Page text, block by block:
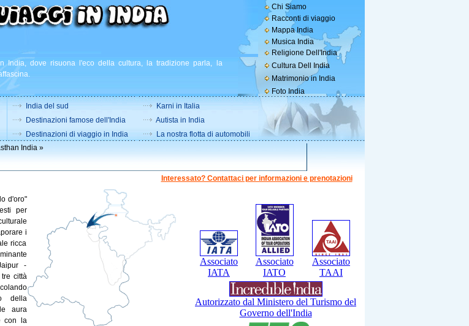
Chi Siamo
Racconti di viaggio
Mappa India
Musica India
Religione Dell'India
India, dove risuona l'eco della cultura, la tradizione parla, la
Cultura Dell India
Matrimonio in India
Foto India
India del sud
Destinazioni famose dell'India
Destinazioni di viaggio in India
Karni in Italia
Autista in India
La nostra flotta di automobili
India»
Interessato? Contattaci per informazioni e prenotazioni
Associato
IATA
Associato
IATO
Associato
TAAI
Autorizzato dal Ministero del Turismo del
Governo dell'India
d'oro"
per
i
ricca
-
città
della
aura
con la